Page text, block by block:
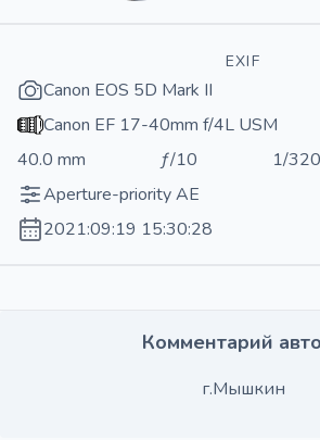
EXIF
Canon EOS 5D Mark II
Canon EF 17-40mm f/4L USM
40.0 mm
ƒ/10 1/
Aperture-priority AE
2021:09:19 15:30:28
Комментарий
г.Мышкин